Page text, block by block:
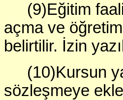
(9)Eğitim
açma ve
belirtilir. İzin
(10)Kursun
sözleşmeye